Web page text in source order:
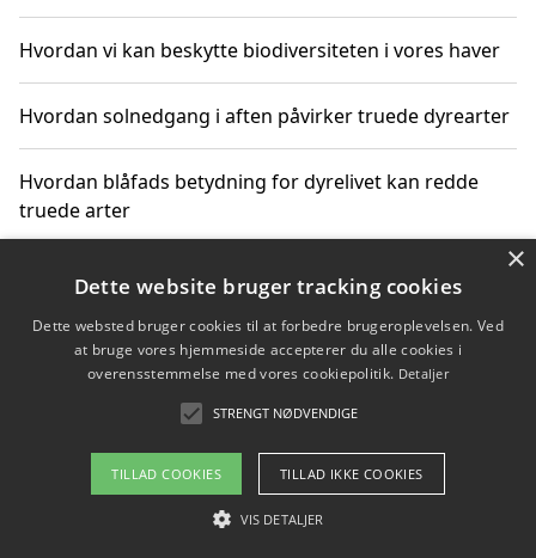
Hvordan vi kan beskytte biodiversiteten i vores haver
Hvordan solnedgang i aften påvirker truede dyrearter
Hvordan blåfads betydning for dyrelivet kan redde
truede arter
Hvordan kan gaver til unge voksne støtte bevarelsen
Copyright 2026 - Pilanto Aps
Om / kontakt
Blog Betingelser
×
Dette website bruger tracking cookies
Dette websted bruger cookies til at forbedre brugeroplevelsen. Ved
at bruge vores hjemmeside accepterer du alle cookies i
overensstemmelse med vores cookiepolitik. Detaljer
STRENGT NØDVENDIGE
TILLAD COOKIES TILLAD IKKE COOKIES
VIS DETALJER